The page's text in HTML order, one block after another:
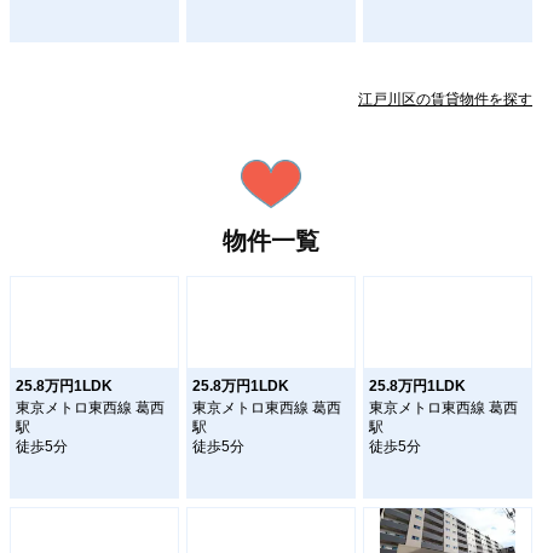
江戸川区の賃貸物件を探す
物件一覧
25.8万円1LDK
東京メトロ東西線 葛西
駅
徒歩5分
25.8万円1LDK
東京メトロ東西線 葛西
駅
徒歩5分
25.8万円1LDK
東京メトロ東西線 葛西
駅
徒歩5分